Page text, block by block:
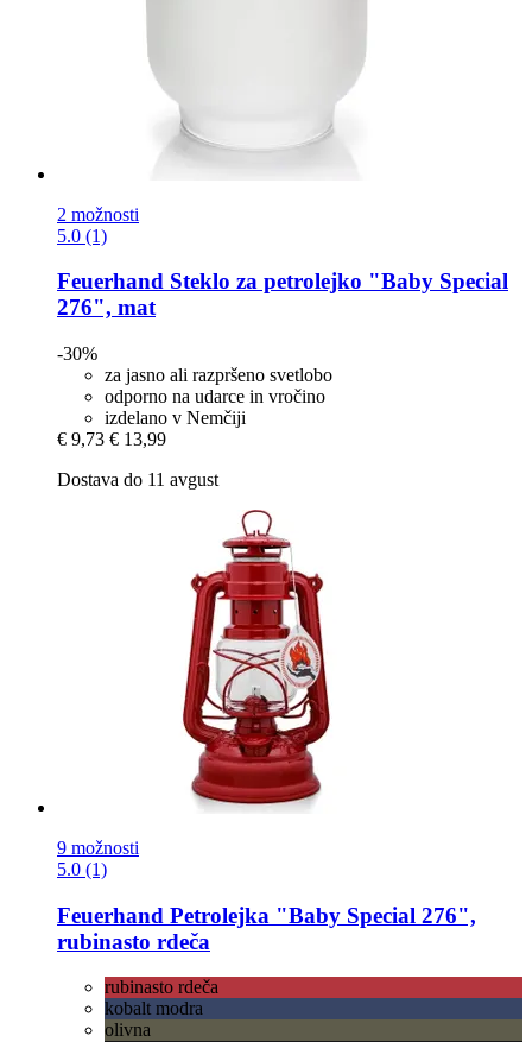
2 možnosti
5.0 (1)
Feuerhand Steklo za petrolejko "Baby Special
276", mat
-30%
za jasno ali razpršeno svetlobo
odporno na udarce in vročino
izdelano v Nemčiji
€ 9,73 € 13,99
Dostava do 11 avgust
9 možnosti
5.0 (1)
Feuerhand Petrolejka "Baby Special 276",
rubinasto rdeča
rubinasto rdeča
kobalt modra
olivna